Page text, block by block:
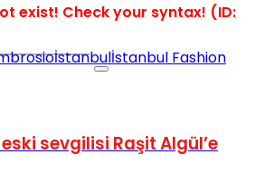
exist! Check your syntax! (ID:
İstanbulİstanbul Fashion
sevgilisi Raşit Algül’e